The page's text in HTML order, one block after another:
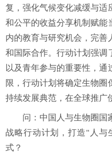
复，强化气候变化减缓与适
和公平的收益分享机制赋能
内的教育与研究机会，完善
和国际合作。行动计划强调
以及青年参与的重要性，
限，行动计划将确定生物
持续发展典范，在全球推广
问：中国人与生物圈国
战略行动计划，打造"人与
式？